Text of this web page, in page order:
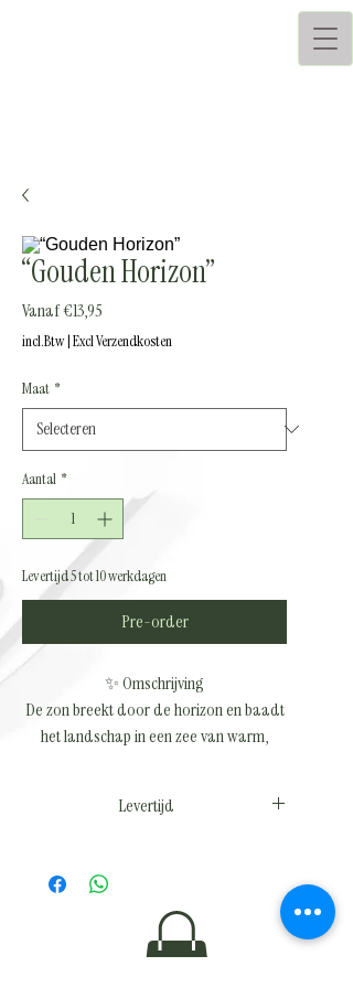
“Gouden Horizon”
Vanaf€13,95
incl.Btw|Excl Verzendkosten
Maat *
Aantal *
Levertijd 5 tot 10 werkdagen
Pre-order
✨ Omschrijving
De zon breekt door de horizon en baadt
het landschap in een zee van warm,
moment, terwijl nevelslierten zacht over
tijdloos beeld dat uitnodigt om even stil
te staan en te genieten van de
schoonheid van het begin.
Levertijd